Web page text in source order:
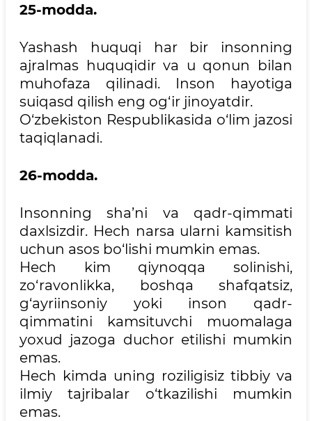
25-modda.
Yashash huquqi har bir insonning
ajralmas huquqidir va u qonun bilan
muhofaza qilinadi. Inson hayotiga
suiqasd qilish eng og‘ir jinoyatdir.
O‘zbekiston Respublikasida o‘lim jazosi
taqiqlanadi.
26-modda.
Insonning sha’ni va qadr-qimmati
daxlsizdir. Hech narsa ularni kamsitish
uchun asos bo‘lishi mumkin emas.
Hech kim qiynoqqa solinishi,
zo‘ravonlikka, boshqa shafqatsiz,
g‘ayriinsoniy yoki inson qadr-
qimmatini kamsituvchi muomalaga
yoxud jazoga duchor etilishi mumkin
emas.
Hech kimda uning roziligisiz tibbiy va
ilmiy tajribalar o‘tkazilishi mumkin
emas.